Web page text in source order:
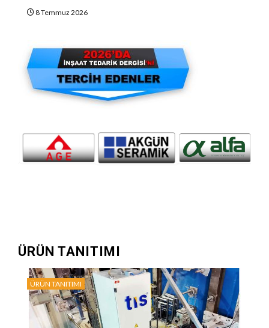
8 Temmuz 2026
ÜRÜN TANITIMI
ÜRÜN TANITIMI